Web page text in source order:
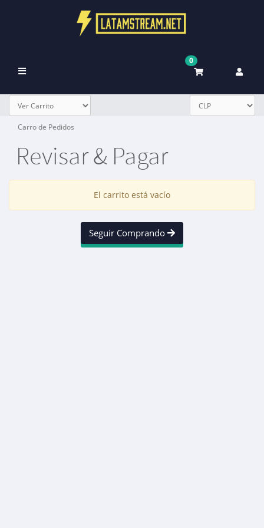
Alternar
0
Carro de Pedidos
Revisar & Pagar
El carrito está vacío
Seguir Comprando